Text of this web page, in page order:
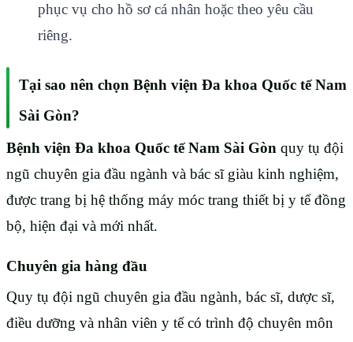
phục vụ cho hồ sơ cá nhân hoặc theo yêu cầu
riêng.
Tại sao nên chọn Bệnh viện Đa khoa Quốc tế Nam
Sài Gòn?
Bệnh viện Đa khoa Quốc tế Nam Sài Gòn quy tụ đội
ngũ chuyên gia đầu ngành và bác sĩ giàu kinh nghiệm,
được trang bị hệ thống máy móc trang thiết bị y tế đồng
bộ, hiện đại và mới nhất.
Chuyên gia hàng đầu
Quy tụ đội ngũ chuyên gia đầu ngành, bác sĩ, dược sĩ,
điều dưỡng và nhân viên y tế có trình độ chuyên môn